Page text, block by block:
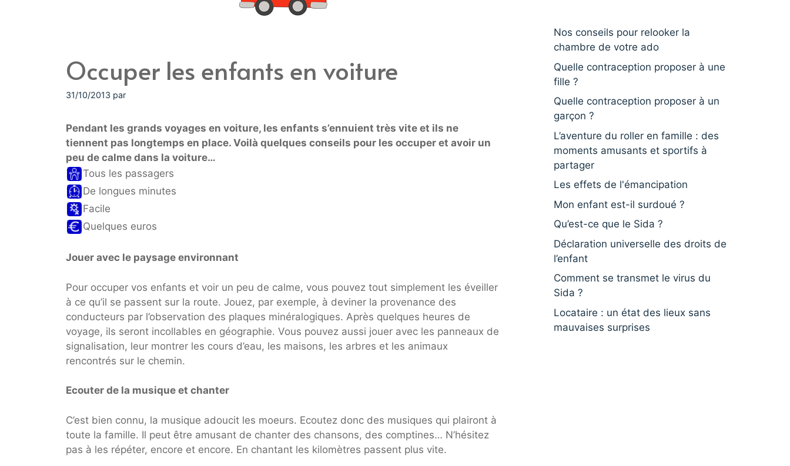
Occuper les enfants en voiture
31/10/2013 par
Pendant les grands voyages en voiture, les enfants s’ennuient très vite et ils ne
tiennent pas longtemps en place. Voilà quelques conseils pour les occuper et avoir un
peu de calme dans la voiture…
Tous les passagers
De longues minutes
Facile
Quelques euros
Jouer avec le paysage environnant
Pour occuper vos enfants et voir un peu de calme, vous pouvez tout simplement les éveiller
à ce qu’il se passent sur la route. Jouez, par exemple, à deviner la provenance des
conducteurs par l’observation des plaques minéralogiques. Après quelques heures de
voyage, ils seront incollables en géographie. Vous pouvez aussi jouer avec les panneaux de
signalisation, leur montrer les cours d’eau, les maisons, les arbres et les animaux
rencontrés sur le chemin.
Ecouter de la musique et chanter
C’est bien connu, la musique adoucit les moeurs. Ecoutez donc des musiques qui plairont à
toute la famille. Il peut être amusant de chanter des chansons, des comptines… N’hésitez
pas à les répéter, encore et encore. En chantant les kilomètres passent plus vite.
Nos conseils pour relooker la
chambre de votre ado
Quelle contraception proposer à une
fille ?
Quelle contraception proposer à un
garçon ?
L’aventure du roller en famille : des
moments amusants et sportifs à
partager
Les effets de l'émancipation
Mon enfant est-il surdoué ?
Qu’est-ce que le Sida ?
Déclaration universelle des droits de
l’enfant
Comment se transmet le virus du
Sida ?
Locataire : un état des lieux sans
mauvaises surprises